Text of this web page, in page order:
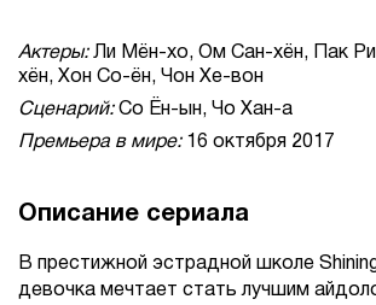
Актеры:Ли Мён-хо, Ом Сан-хён, Пак
хён, Хон Со-ён, Чон Хе-вон
Сценарий:Со Ён-ын, Чо Хан-а
Премьера в мире:16 октября 2017
Описание сериала
В престижной эстрадной школе
девочка мечтает стать лучшим